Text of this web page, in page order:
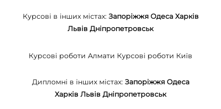
Курсові в інших містах: Запоріжжя Одеса Харків
Львів Дніпропетровськ
Курсові роботи Алмати Курсові роботи Київ
Дипломні в інших містах: Запоріжжя Одеса
Харків Львів Дніпропетровськ